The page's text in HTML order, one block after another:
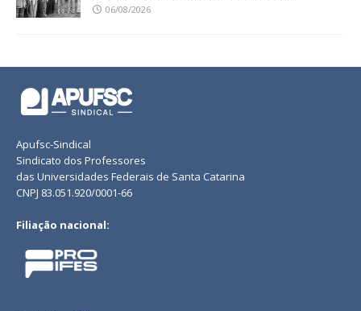
06/08/2026
Apufsc-Sindical
Sindicato dos Professores
das Universidades Federais de Santa Catarina
CNPJ 83.051.920/0001-66
Filiação nacional: